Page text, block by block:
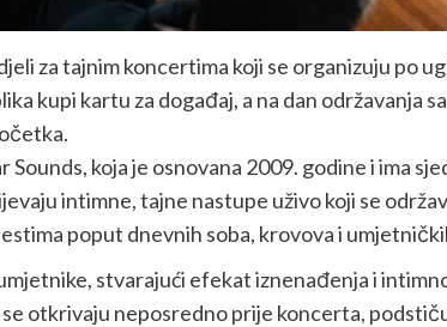
za tajnim koncertima koji se organizuju po
kupi kartu za događaj, a na dan održavanja
Sounds, koja je osnovana 2009. godine i ima
intimne, tajne nastupe uživo koji se
poput dnevnih soba, krovova i
stvarajući efekat iznenađenja i
otkrivaju neposredno prije koncerta,